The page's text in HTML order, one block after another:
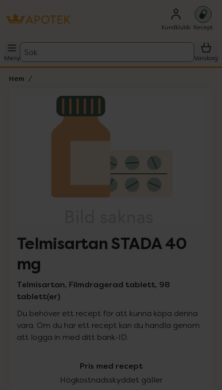
Kundklubb Recept
Meny
Sök
Varukorg
Hem
Lista: . Innehåller 1 objekt.
Telmisartan STADA 40
mg
Telmisartan, Filmdragerad tablett, 98
tablett(er)
Du behöver ett recept för att kunna köpa denna
vara. Om du har ett recept kan du handla genom
att logga in med ditt bank-ID.
Pris med recept
Högkostnadsskyddet gäller